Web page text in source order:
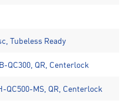
Tubeless Ready
QC300, QR, Centerlock
QC500-MS, QR, Centerlock